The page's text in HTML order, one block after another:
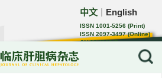
中文 English
ISSN 1001-5256 (Print)
ISSN 2097-3497 (Online)
CN 22-1108/R